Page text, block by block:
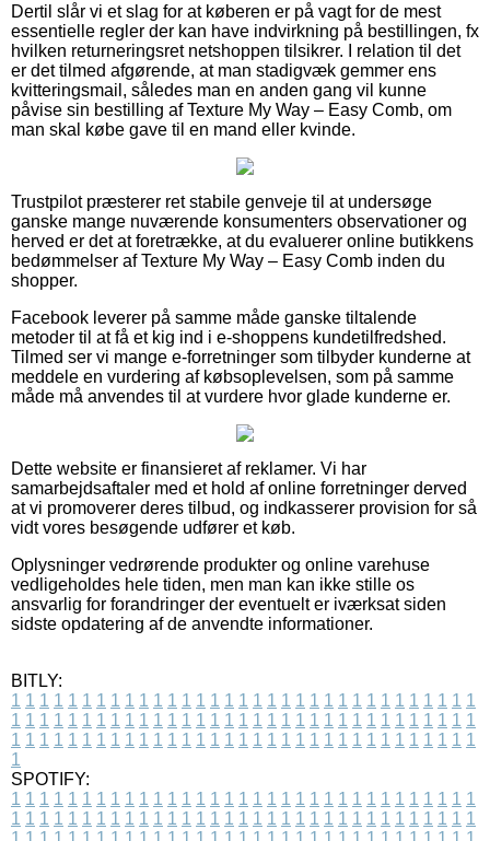
Dertil slår vi et slag for at køberen er på vagt for de mest
essentielle regler der kan have indvirkning på bestillingen, fx
hvilken returneringsret netshoppen tilsikrer. I relation til det
er det tilmed afgørende, at man stadigvæk gemmer ens
kvitteringsmail, således man en anden gang vil kunne
påvise sin bestilling af Texture My Way – Easy Comb, om
man skal købe gave til en mand eller kvinde.
Trustpilot præsterer ret stabile genveje til at undersøge
ganske mange nuværende konsumenters observationer og
herved er det at foretrække, at du evaluerer online butikkens
bedømmelser af Texture My Way – Easy Comb inden du
shopper.
Facebook leverer på samme måde ganske tiltalende
metoder til at få et kig ind i e-shoppens kundetilfredshed.
Tilmed ser vi mange e-forretninger som tilbyder kunderne at
meddele en vurdering af købsoplevelsen, som på samme
måde må anvendes til at vurdere hvor glade kunderne er.
Dette website er finansieret af reklamer. Vi har
samarbejdsaftaler med et hold af online forretninger derved
at vi promoverer deres tilbud, og indkasserer provision for så
vidt vores besøgende udfører et køb.
Oplysninger vedrørende produkter og online varehuse
vedligeholdes hele tiden, men man kan ikke stille os
ansvarlig for forandringer der eventuelt er iværksat siden
sidste opdatering af de anvendte informationer.
BITLY:
1 1 1 1 1 1 1 1 1 1 1 1 1 1 1 1 1 1 1 1 1 1 1 1 1 1 1 1 1 1 1 1 1
1 1 1 1 1 1 1 1 1 1 1 1 1 1 1 1 1 1 1 1 1 1 1 1 1 1 1 1 1 1 1 1 1
1 1 1 1 1 1 1 1 1 1 1 1 1 1 1 1 1 1 1 1 1 1 1 1 1 1 1 1 1 1 1 1 1
1
SPOTIFY:
1 1 1 1 1 1 1 1 1 1 1 1 1 1 1 1 1 1 1 1 1 1 1 1 1 1 1 1 1 1 1 1 1
1 1 1 1 1 1 1 1 1 1 1 1 1 1 1 1 1 1 1 1 1 1 1 1 1 1 1 1 1 1 1 1 1